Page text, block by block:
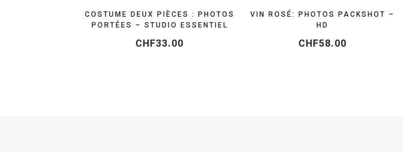
COSTUME DEUX PIÈCES : PHOTOS
PORTÉES – STUDIO ESSENTIEL
CHF33.00
VIN ROSÉ: PHOTOS PACKSHOT –
HD
CHF58.00